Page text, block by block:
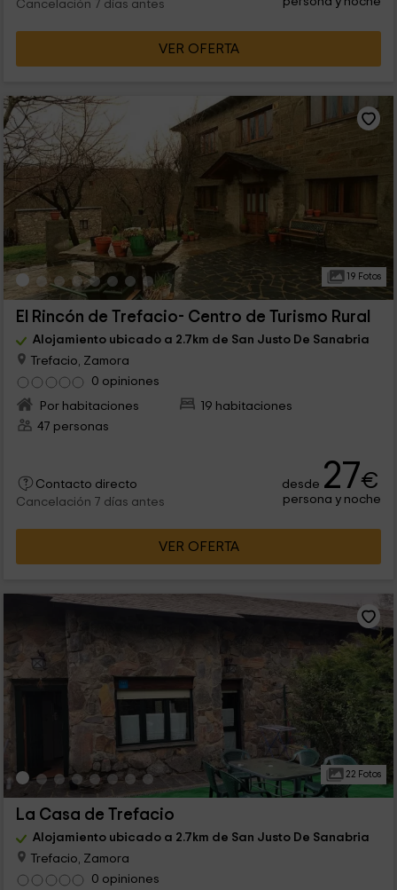
Cancelación 7 días antes
VER OFERTA
19 Fotos
El Rincón de Trefacio- Centro de Turismo Rural
Alojamiento ubicado a 2.7km de San Justo De Sanabria
Trefacio, Zamora
0 opiniones
Por habitaciones
19 habitaciones
47 personas
Contacto directo
Cancelación 7 días antes
desde 27€
persona y noche
VER OFERTA
22 Fotos
La Casa de Trefacio
Alojamiento ubicado a 2.7km de San Justo De Sanabria
Trefacio, Zamora
0 opiniones